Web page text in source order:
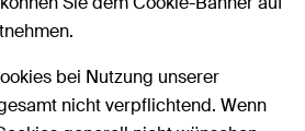
bei Nutzung unserer
nicht verpflichtend. Wenn